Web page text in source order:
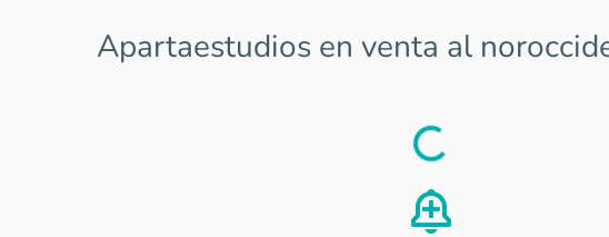
Apartaestudios en venta al
Load